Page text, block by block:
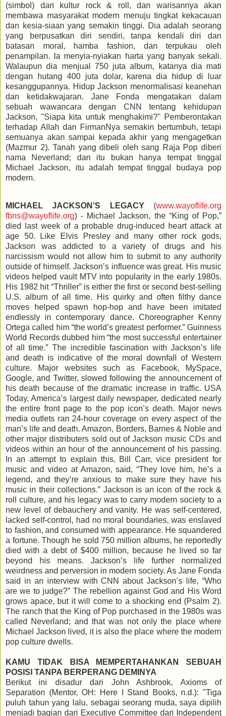
(simbol) dari kultur rock & roll, dan warisannya akan
membawa masyarakat modern menuju tingkat kekacauan
dan kesia-siaan yang semakin tinggi. Dia adalah seorang
yang berpusatkan diri sendiri, tanpa kendali diri dan
batasan moral, hamba fashion, dan terpukau oleh
penampilan. Ia menyia-nyiakan harta yang banyak sekali.
Walaupun dia menjual 750 juta album, katanya dia mati
dengan hutang 400 juta dolar, karena dia hidup di luar
kesanggupannya. Hidup Jackson menormalisasi keanehan
dan ketidakwajaran. Jane Fonda mengatakan dalam
sebuah wawancara dengan CNN tentang kehidupan
Jackson, "Siapa kita untuk menghakimi?" Pemberontakan
terhadap Allah dan FirmanNya semakin bertumbuh, tetapi
semuanya akan sampai kepada akhir yang mengagetkan
(Mazmur 2). Tanah yang dibeli oleh sang Raja Pop diberi
nama Neverland; dan itu bukan hanya tempat tinggal
Michael Jackson, itu adalah tempat tinggal budaya pop
modern.
MICHAEL JACKSON’S LEGACY (www.wayoflife.org
fbns@wayoflife.org) - Michael Jackson, the “King of Pop,”
died last week of a probable drug-induced heart attack at
age 50. Like Elvis Presley and many other rock gods,
Jackson was addicted to a variety of drugs and his
narcissism would not allow him to submit to any authority
outside of himself. Jackson’s influence was great. His music
videos helped vault MTV into popularity in the early 1980s.
His 1982 hit “Thriller” is either the first or second best-selling
U.S. album of all time. His quirky and often filthy dance
moves helped spawn hop-hop and have been imitated
endlessly in contemporary dance. Choreographer Kenny
Ortega called him “the world’s greatest performer.” Guinness
World Records dubbed him “the most successful entertainer
of all time.” The incredible fascination with Jackson’s life
and death is indicative of the moral downfall of Western
culture. Major websites such as Facebook, MySpace,
Google, and Twitter, slowed following the announcement of
his death because of the dramatic increase in traffic. USA
Today, America’s largest daily newspaper, dedicated nearly
the entire front page to the pop icon’s death. Major news
media outlets ran 24-hour coverage on every aspect of the
man’s life and death. Amazon, Borders, Barnes & Noble and
other major distributers sold out of Jackson music CDs and
videos within an hour of the announcement of his passing.
In an attempt to explain this, Bill Carr, vice president for
music and video at Amazon, said, “They love him, he’s a
legend, and they’re anxious to make sure they have his
music in their collections.” Jackson is an icon of the rock &
roll culture, and his legacy was to carry modern society to a
new level of debauchery and vanity. He was self-centered,
lacked self-control, had no moral boundaries, was enslaved
to fashion, and consumed with appearance. He squandered
a fortune. Though he sold 750 million albums, he reportedly
died with a debt of $400 million, because he lived so far
beyond his means. Jackson’s life further normalized
weirdness and perversion in modern society. As Jane Fonda
said in an interview with CNN about Jackson’s life, “Who
are we to judge?” The rebellion against God and His Word
grows apace, but it will come to a shocking end (Psalm 2).
The ranch that the King of Pop purchased in the 1980s was
called Neverland; and that was not only the place where
Michael Jackson lived, it is also the place where the modern
pop culture dwells.
KAMU TIDAK BISA MEMPERTAHANKAN SEBUAH
POSISI TANPA BERPERANG DEMINYA
Berikut ini disadur dari John Ashbrook, Axioms of
Separation (Mentor, OH: Here I Stand Books, n.d.): "Tiga
puluh tahun yang lalu, sebagai seorang muda, saya dipilih
menjadi bagian dari Executive Committee dari Independent